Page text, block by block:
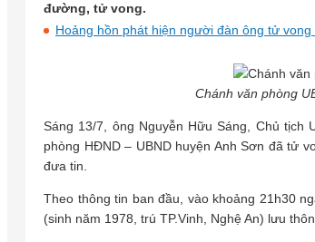
đường, tử vong.
Hoảng hồn phát hiện người đàn ông tử
Chánh văn phòng
Sáng 13/7, ông Nguyễn Hữu Sáng, Chủ tịch
phòng HĐND – UBND huyện Anh Sơn đã tử
đưa tin.
Theo thông tin ban đầu, vào khoảng 21h30
(sinh năm 1978, trú TP.Vinh, Nghệ An) lưu